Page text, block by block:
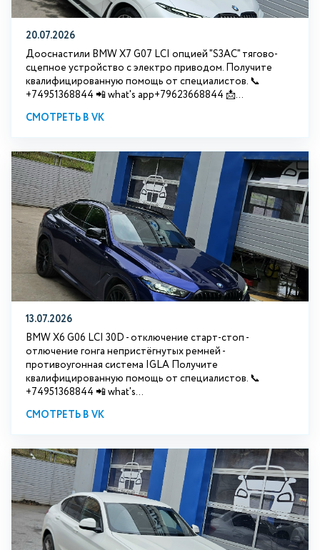
20.07.2026
Дооснастили BMW Х7 G07 LCI опцией "S3АС" тягово-
сцепное устройство с электро приводом. Получите
квалифицированную помощь от специалистов. 📞
+74951368844 📲 what's app+79623668844 📩...
СМОТРЕТЬ В VK
13.07.2026
BMW X6 G06 LCI 30D - отключение старт-стоп -
отлючение гонга непристёгнутых ремней -
противоугонная система IGLA Получите
квалифицированную помощь от специалистов. 📞
+74951368844 📲 what's...
СМОТРЕТЬ В VK